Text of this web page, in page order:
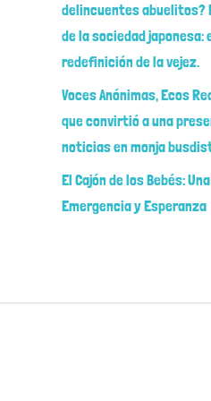
delincuentes abuelitos?
de la sociedad japonesa:
redefinición de la vejez.
Voces Anónimas, Ecos
que convirtió a una
noticias en monja
El Cajón de los Bebés:
Emergencia y Esperanza